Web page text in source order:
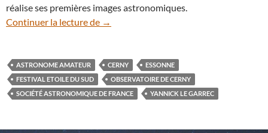
réalise ses premières images astronomiques.
Continuer la lecture de Portrait : Yannick Le Garrec, le ciel
→
ASTRONOME AMATEUR CERNY
ESSONNE
FESTIVAL ETOILE DU SUD
OBSERVATOIRE DE CERNY
SOCIÉTÉ ASTRONOMIQUE DE FRANCE
YANNICK LE GARREC